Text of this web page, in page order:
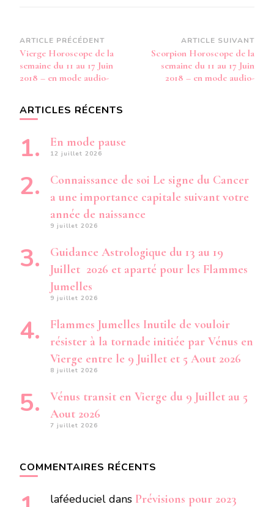
Navigation
d’article
ARTICLE PRÉCÉDENT
Vierge Horoscope de la
semaine du 11 au 17 Juin
2018 – en mode audio-
ARTICLE SUIVANT
Scorpion Horoscope de la
semaine du 11 au 17 Juin
2018 – en mode audio-
ARTICLES RÉCENTS
En mode pause
12 juillet 2026
Connaissance de soi Le signe du Cancer
a une importance capitale suivant votre
année de naissance
9 juillet 2026
Guidance Astrologique du 13 au 19
Juillet 2026 et aparté pour les Flammes
Jumelles
9 juillet 2026
Flammes Jumelles Inutile de vouloir
résister à la tornade initiée par Vénus en
Vierge entre le 9 Juillet et 5 Aout 2026
8 juillet 2026
Vénus transit en Vierge du 9 Juillet au 5
Aout 2026
7 juillet 2026
COMMENTAIRES RÉCENTS
laféeduciel dans Prévisions pour 2023